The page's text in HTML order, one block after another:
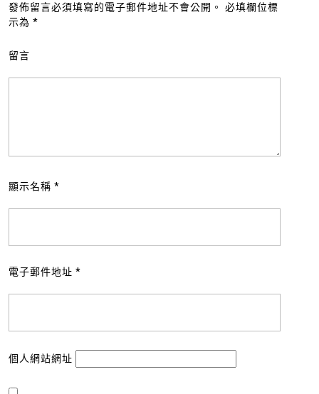
發佈留言必須填寫的電子郵件地址不會公開。 必填欄位標
示為 *
留言
顯示名稱 *
電子郵件地址 *
個人網站網址